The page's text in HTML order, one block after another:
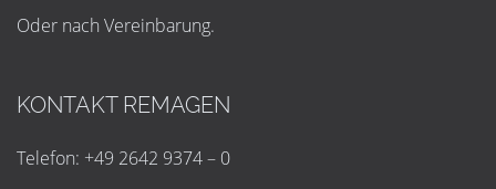
Oder nach Vereinbarung.
KONTAKT REMAGEN
Telefon: +49 2642 9374 – 0